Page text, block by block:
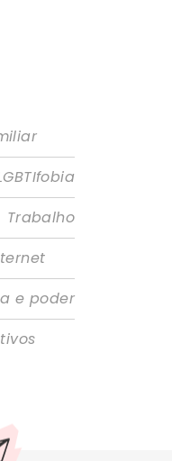
Trabalho
e poder